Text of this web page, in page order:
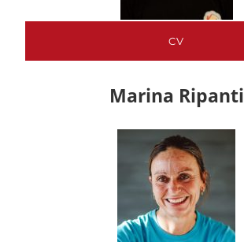
CV
Marina Ripanti